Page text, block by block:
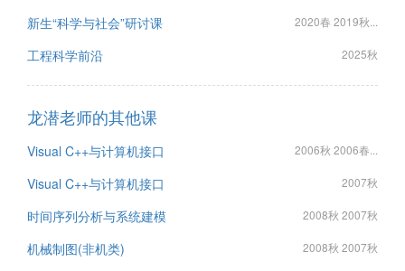
新生“科学与社会”研讨课 2020春 2019秋...
工程科学前沿 2025秋
龙潜老师的其他课
Visual C++与计算机接口 2006秋 2006春...
Visual C++与计算机接口 2007秋
时间序列分析与系统建模 2008秋 2007秋
机械制图(非机类) 2008秋 2007秋